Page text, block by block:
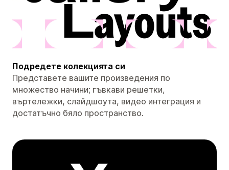
Подредете колекцията си
Представете вашите произведения по
множество начини; гъвкави решетки,
въртележки, слайдшоута, видео интеграция и
достатъчно бяло пространство.